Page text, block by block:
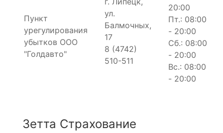
Пункт
урегулирования
убытков ООО
"Голдавто"
ул.
Балмочных,
17
8 (4742)
510-511
20:00
Пт.: 08:00
- 20:00
Сб.: 08:00
- 20:00
Вс.: 08:00
- 20:00
Зетта Страхование